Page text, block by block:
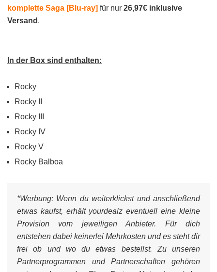
komplette Saga [Blu-ray] für nur 26,97€ inklusive
Versand .
In der Box sind enthalten:
Rocky
Rocky II
Rocky III
Rocky IV
Rocky V
Rocky Balboa
*Werbung: Wenn du weiterklickst und anschließend
etwas kaufst, erhält yourdealz eventuell eine kleine
Provision vom jeweiligen Anbieter. Für dich
entstehen dabei keinerlei Mehrkosten und es steht dir
frei ob und wo du etwas bestellst. Zu unseren
Partnerprogrammen und Partnerschaften gehören